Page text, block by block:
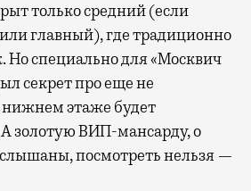
только средний (если
главный), где традиционно
Но специально для «Москвич
секрет про еще не
этаже будет
А золотую ВИП-мансарду, о
посмотреть нельзя —